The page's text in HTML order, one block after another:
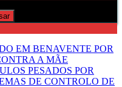
EM BENAVENTE POR
A MÃE
PESADOS POR
DE CONTROLO DE